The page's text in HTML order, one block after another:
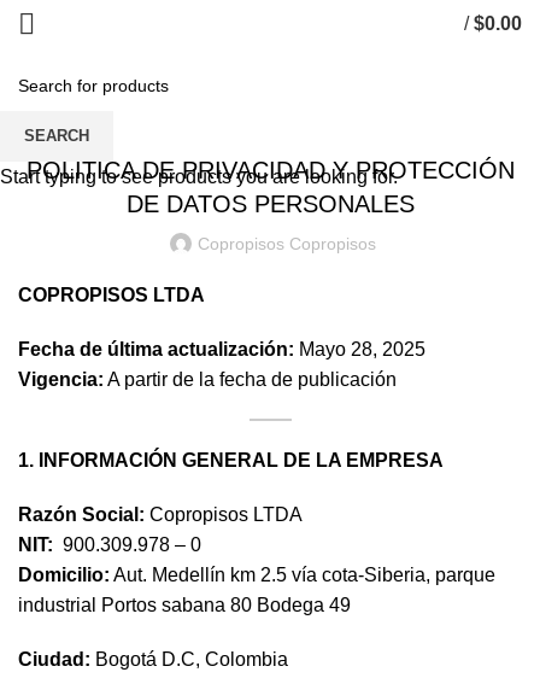
/ $0.00
POLÍTICA DE PRIVACIDAD Y PROTECCIÓN
DE DATOS PERSONALES
Copropisos Copropisos
COPROPISOS LTDA
Fecha de última actualización: Mayo 28, 2025
Vigencia: A partir de la fecha de publicación
1. INFORMACIÓN GENERAL DE LA EMPRESA
Razón Social: Copropisos LTDA
NIT: 900.309.978 – 0
Domicilio: Aut. Medellín km 2.5 vía cota-Siberia, parque
industrial Portos sabana 80 Bodega 49
Ciudad: Bogotá D.C, Colombia
SEARCH
Start typing to see products you are looking for.